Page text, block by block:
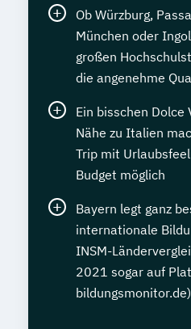
Französisch
Staatlich geprüfte*r
Spanisch
Statistik kompakt
Systems Engineering
Talent Manager*in
Techniker*in Concept
Techniker*in
Techniker*in
Techniker*in
Technische*r
Usability und UX
Volkwirtschaftslehre
Ob Würzburg,
München oder
großen
die angenehme
Ein bisschen Dolce
Nähe zu Italien
Trip mit
Budget möglich
Bayern legt ganz
internationale
INSM-
2021 sogar auf
bildungsmonitor.de)